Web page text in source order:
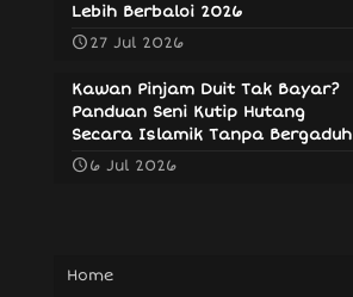
Lebih Berbaloi 2026
27 Jul 2026
Kawan Pinjam Duit Tak Bayar?
Panduan Seni Kutip Hutang
Secara Islamik Tanpa Bergaduh
6 Jul 2026
Home